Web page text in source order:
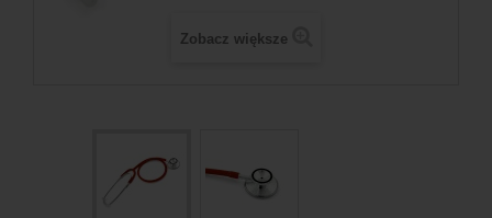
Zobacz większe